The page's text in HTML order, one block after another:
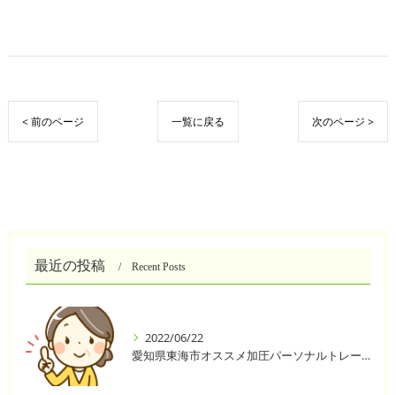
< 前のページ 一覧に戻る 次のページ >
最近の投稿 Recent Posts
2022/06/22
愛知県東海市オススメ加圧パーソナルトレーニングジム One❣️